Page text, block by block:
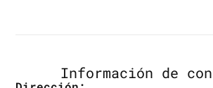
Información de